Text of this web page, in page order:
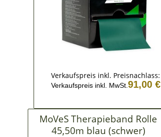
Verkaufspreis inkl. Preisnachlass:
Verkaufspreis inkl. MwSt. 91,00 €
MoVeS Therapieband Rolle
45,50m blau (schwer)